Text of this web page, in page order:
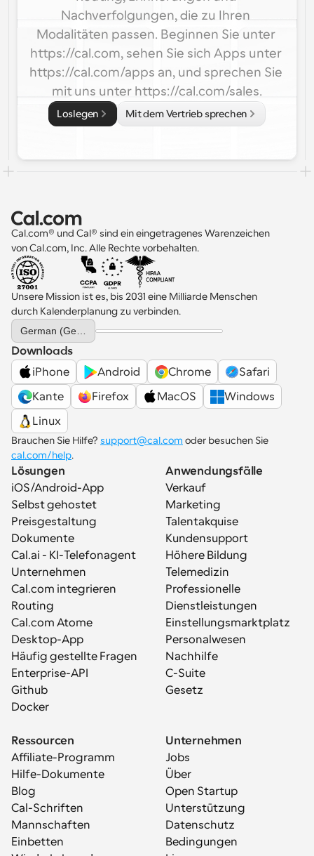
Nachverfolgungen, die zu Ihren
Modalitäten passen. Beginnen Sie unter
https://cal.com, sehen Sie sich Apps unter
https://cal.com/apps an, und sprechen Sie
mit uns unter https://cal.com/sales.
Loslegen Mit dem Vertrieb sprechen
Cal.com® und Cal® sind ein eingetragenes Warenzeichen
von Cal.com, Inc. Alle Rechte vorbehalten.
Unsere Mission ist es, bis 2031 eine Milliarde Menschen
durch Kalenderplanung zu verbinden.
Select Language
Downloads
iPhone
Android Chrome
Safari
Kante
Firefox MacOS
Windows
Linux
Brauchen Sie Hilfe? support@cal.com
cal.com/help.
Lösungen
iOS/Android-App
Selbst gehostet
Preisgestaltung
Dokumente
Cal.ai - KI-Telefonagent
Unternehmen
Cal.com integrieren
Routing
Cal.com Atome
Desktop-App
Häufig gestellte Fragen
Enterprise-API
Github
Docker
Anwendungsfälle
Verkauf
Marketing
Talentakquise
Kundensupport
Höhere Bildung
Telemedizin
Professionelle
Dienstleistungen
Einstellungsmarktplatz
Personalwesen
Nachhilfe
C-Suite
Gesetz
Ressourcen
Affiliate-Programm
Hilfe-Dokumente
Blog
Cal-Schriften
Mannschaften
Einbetten
Unternehmen
Jobs
Über
Open Startup
Unterstützung
Datenschutz
Bedingungen